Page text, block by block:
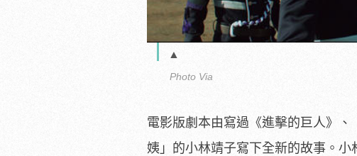
▲
Photo Via
電影版劇本由寫過《進擊的巨人》
姨」 的小林靖子寫下全新的故事。